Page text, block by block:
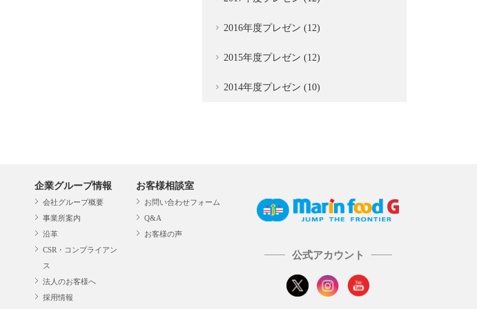
2016年度プレゼン (12)
2015年度プレゼン (12)
2014年度プレゼン (10)
企業グループ情報
会社グループ概要
事業所案内
沿革
CSR・コンプライアン
ス
法人のお客様へ
採用情報
お客様相談室
お問い合わせフォーム
Q&A
お客様の声
公式アカウント